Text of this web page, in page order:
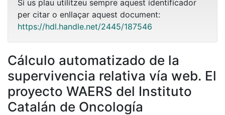
Si us plau utilitzeu sempre aquest identificador
per citar o enllaçar aquest document:
https://hdl.handle.net/2445/187546
Cálculo automatizado de la
supervivencia relativa vía web. El
proyecto WAERS del Instituto
Catalán de Oncología